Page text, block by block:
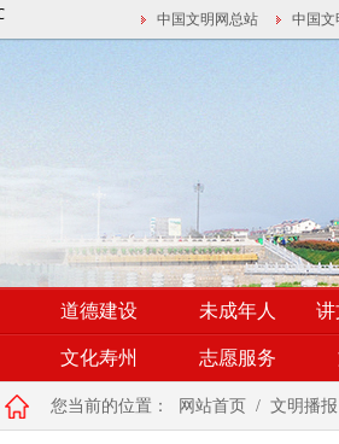
中国文明网总站 中国文
道德建设 未成年人 讲
文化寿州 志愿服务
您当前的位置： 网站首页 / 文明播报